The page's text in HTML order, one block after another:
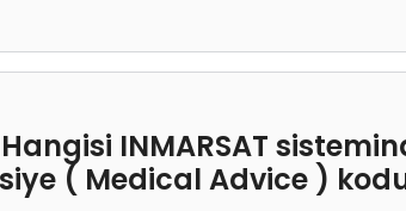
Hangisi INMARSAT
( Medical Advice )